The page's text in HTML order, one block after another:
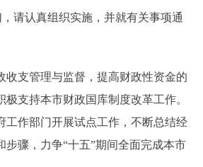
请认真组织实施，并就有关事项通
支管理与监督，提高财政性资金的
支持本市财政国库制度改革工作。
工作部门开展试点工作，不断总结经
骤，力争“十五”期间全面完成本市